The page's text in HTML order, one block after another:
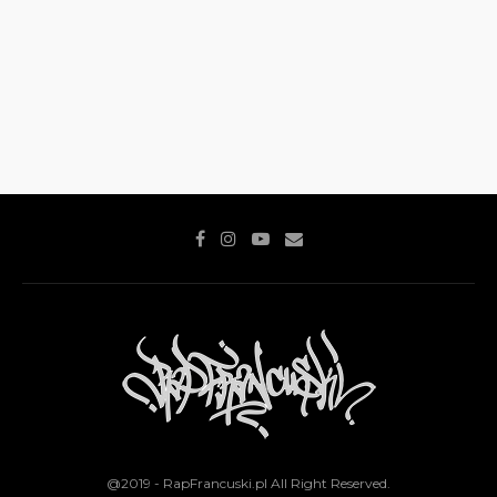
@2019 - RapFrancuski.pl All Right Reserved.